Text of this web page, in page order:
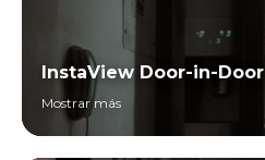
InstaView Door-in-Door
Mostrar más